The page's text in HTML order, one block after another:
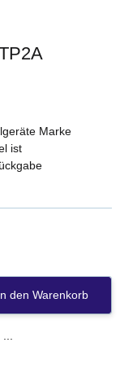
Marke
ist
den Warenkorb